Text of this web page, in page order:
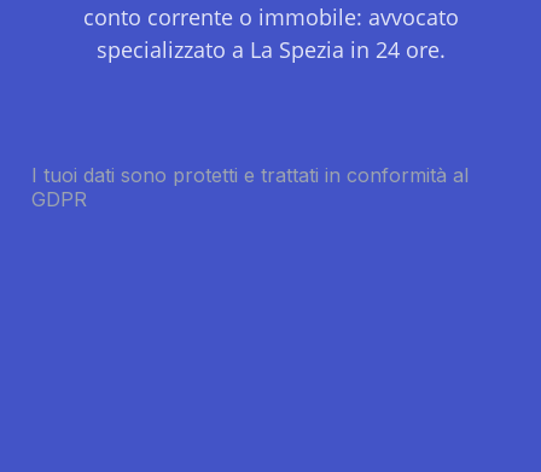
conto corrente o immobile: avvocato
specializzato a La Spezia in 24 ore.